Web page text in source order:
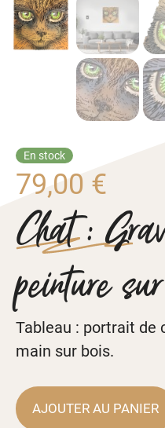
79,00 €
Chat :
peinture
Tableau : portrait de
main sur bois.
En stock
AJOUTER AU PANIER